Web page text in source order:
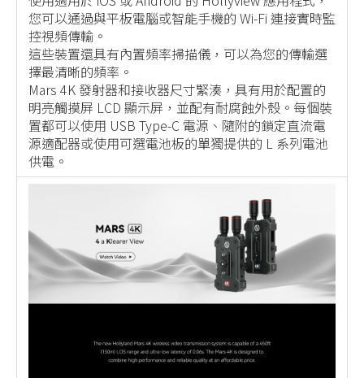
您可以通過與平板電腦或智能手機的 Wi-Fi 連接實時監
控視頻傳輸。
這些裝置還具有內置頻率掃描儀，可以為您的傳輸選
擇最清晰的頻率。
Mars 4K 發射器和接收器尺寸緊湊，具有用於配置的
明亮觸摸屏 LCD 顯示屏，並配有耐腐蝕外殼。每個裝
置都可以使用 USB Type-C 電源、隨附的鎖定直流電
源適配器或使用可選電池板的單獨提供的 L 系列電池
供電。